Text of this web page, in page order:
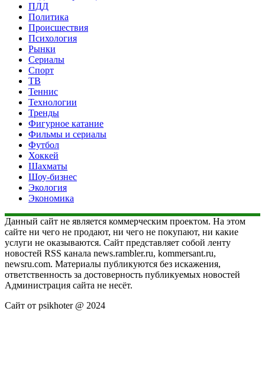
ПДД
Политика
Происшествия
Психология
Рынки
Сериалы
Спорт
ТВ
Теннис
Технологии
Тренды
Фигурное катание
Фильмы и сериалы
Футбол
Хоккей
Шахматы
Шоу-бизнес
Экология
Экономика
Данный сайт не является коммерческим проектом. На этом
сайте ни чего не продают, ни чего не покупают, ни какие
услуги не оказываются. Сайт представляет собой ленту
новостей RSS канала news.rambler.ru, kommersant.ru,
newsru.com. Материалы публикуются без искажения,
ответственность за достоверность публикуемых новостей
Администрация сайта не несёт.
Сайт от psikhoter @ 2024